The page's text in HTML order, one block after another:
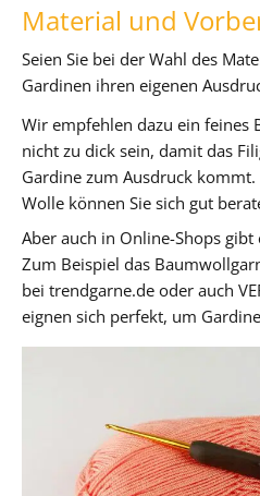
Material und
Seien Sie bei der Wahl des
Gardinen ihren eigenen
Wir empfehlen dazu ein feines
nicht zu dick sein, damit das
Gardine zum Ausdruck
Wolle können Sie sich gut
Aber auch in Online-Shops gibt
Zum Beispiel das
bei trendgarne.de oder auch
eignen sich perfekt, um